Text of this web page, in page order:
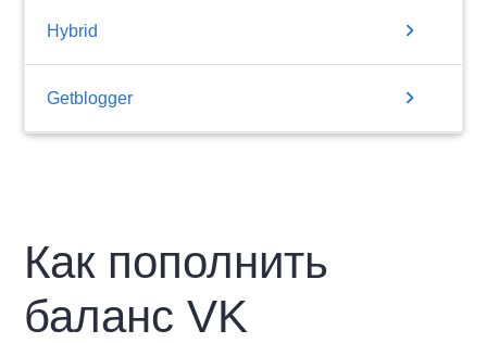
Hybrid chevron_right
Getblogger chevron_right
Как пополнить
баланс VK